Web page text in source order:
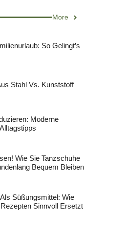
More
So Gelingt’s
Stahl Vs. Kunststoff
Moderne
Wie Sie Tanzschuhe
Bequem Bleiben
Süßungsmittel: Wie
Sinnvoll Ersetzt